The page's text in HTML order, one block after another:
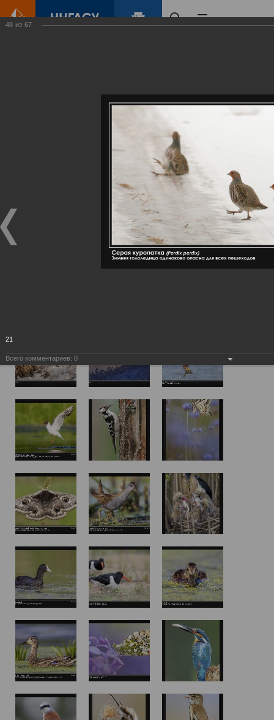
Фотогалерея
48 из 67
21
Всего комментариев: 0